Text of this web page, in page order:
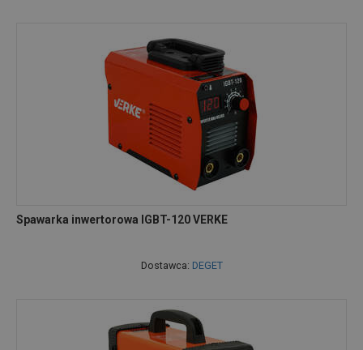
Spawarka inwertorowa IGBT-120 VERKE
Dostawca: DEGET